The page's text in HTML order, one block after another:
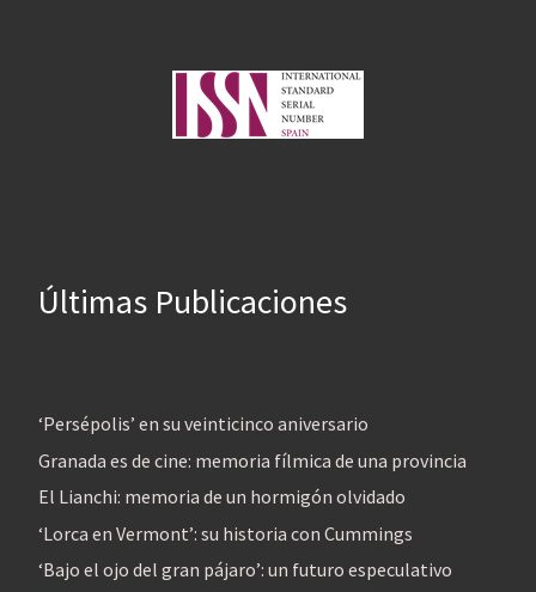
Últimas Publicaciones
‘Persépolis’ en su veinticinco aniversario
Granada es de cine: memoria fílmica de una provincia
El Lianchi: memoria de un hormigón olvidado
‘Lorca en Vermont’: su historia con Cummings
‘Bajo el ojo del gran pájaro’: un futuro especulativo